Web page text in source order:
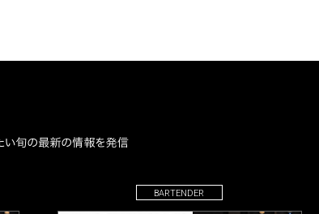
BARTENDER